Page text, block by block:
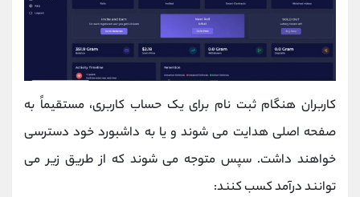
کاربران هنگام ثبت نام برای یک حساب کاربری، مستقیماً به
صفحه اصلی هدایت می شوند و یا به داشبورد خود دسترسی
خواهند داشت. سپس متوجه می شوند که از طریق زیر می
توانند درآمد کسب کنند: